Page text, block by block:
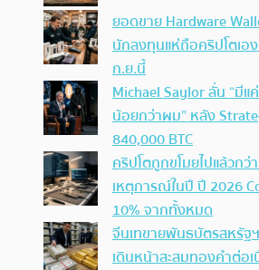
ยอดขาย Hardware
นักลงทุนแห่ถือคริปโตเอ
ก.ย.นี้
Michael Saylor ลั่น “มี
น้อยกว่าผม” หลัง
840,000 BTC
คริปโตถูกขโมยไปแล้วก
เหตุการณ์ในปี ปี 2026
10% จากทั้งหมด
จีนเทขายพันธบัตรสหรัฐ
เดินหน้าสะสมทองคำต่อ